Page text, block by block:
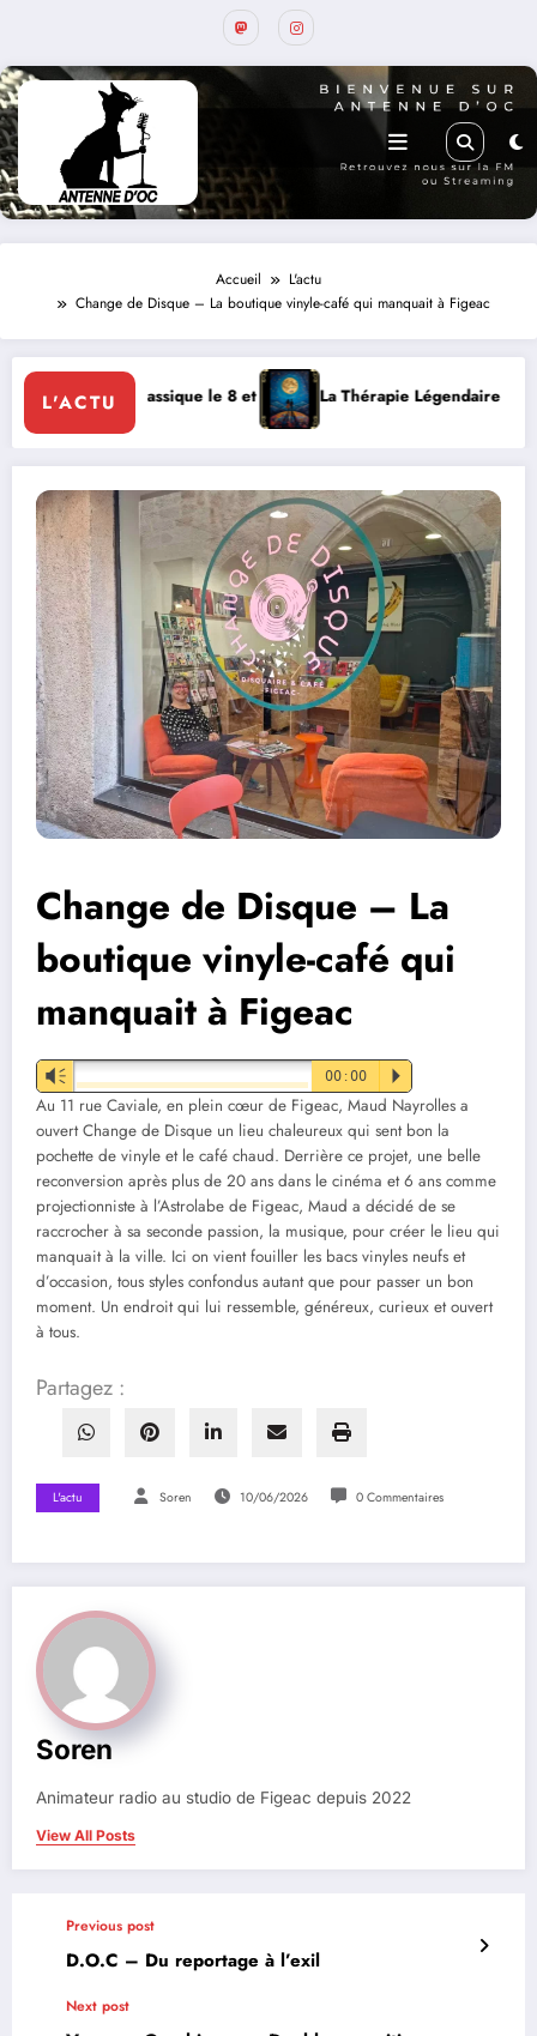
Accueil
L'actu
Change de Disque – La boutique vinyle-café qui manquait à Figeac
L'ACTU
le 8 et 9 août La Thérapie Légendaire dimanche 9 à Prayssac
Change de Disque – La
boutique vinyle-café qui
manquait à Figeac
Vm 00:00 P
Au 11 rue Caviale, en plein cœur de Figeac, Maud Nayrolles a
ouvert Change de Disque un lieu chaleureux qui sent bon la
pochette de vinyle et le café chaud. Derrière ce projet, une belle
reconversion après plus de 20 ans dans le cinéma et 6 ans comme
projectionniste à l’Astrolabe de Figeac, Maud a décidé de se
raccrocher à sa seconde passion, la musique, pour créer le lieu qui
manquait à la ville. Ici on vient fouiller les bacs vinyles neufs et
d’occasion, tous styles confondus autant que pour passer un bon
moment. Un endroit qui lui ressemble, généreux, curieux et ouvert
à tous.
Partagez :
L'actu Soren 10/06/2026 0 Commentaires
Soren
Animateur radio au studio de Figeac depuis 2022
View All Posts
Previous post
D.O.C – Du reportage à l’exil
Next post